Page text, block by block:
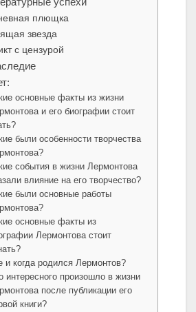
плющка
звезда
с цензурой
основные факты из жизни
и его биографии стоит
были особенности творчества
события в жизни Лермонтова
влияние на его творчество?
были основные работы
основные факты из
Лермонтова стоит
и когда родился Лермонтов?
интересного произошло в жизни
после публикации его
книги?